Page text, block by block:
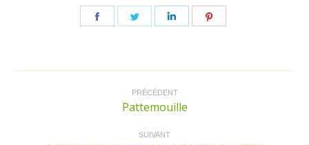
Partager Partager Partager
PRÉCÉDENT
Article
Pattemouille
SUIVANT